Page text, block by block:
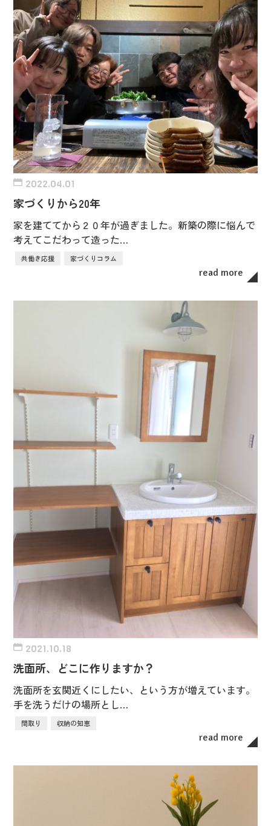
2022.04.01
家づくりから20年
家を建ててから２０年が過ぎました。新築の際に悩んで
考えてこだわって造った…
共働き応援 家づくりコラム
read more
2021.10.18
洗面所、どこに作りますか？
洗面所を玄関近くにしたい、という方が増えています。
手を洗うだけの場所とし…
間取り 収納の知恵
read more